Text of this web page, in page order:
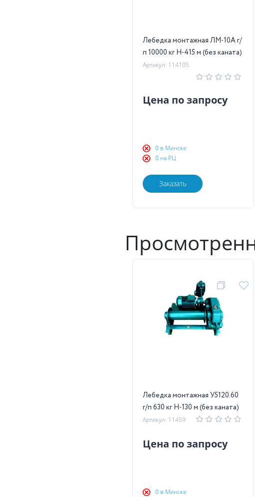
Лебедка монтажная ЛМ-10А г/
п 10000 кг Н-415 м (без каната)
Артикул: 114105
Цена по запросу
0 в Минске
0 на РЦ
Заказать
Лебедка монтажная У5120.60
г/п 630 кг Н-130 м (без каната)
Артикул: 11459
Цена по запросу
0 в Минске